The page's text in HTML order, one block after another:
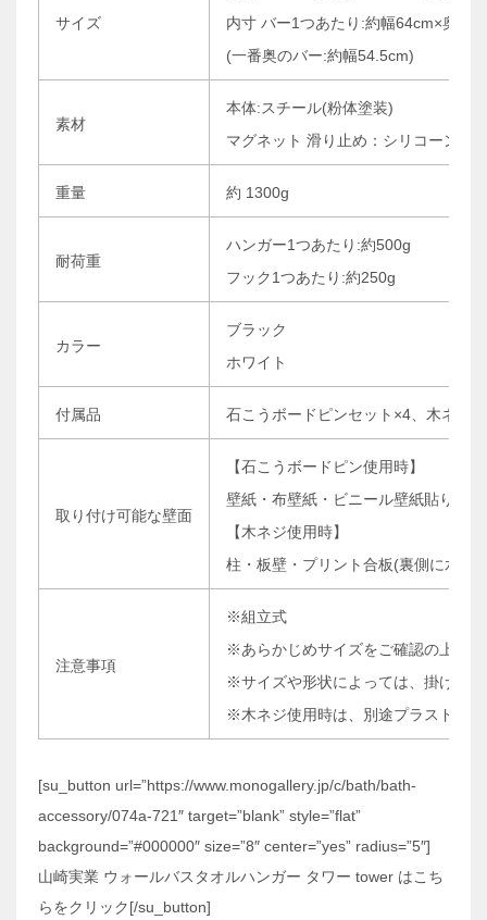
サイズ
内寸 バー1つあたり:約幅64cm×奥行
(一番奥のバー:約幅54.5cm)
素材
本体:スチール(粉体塗装)
マグネット 滑り止め：シリコーン
重量 約 1300g
耐荷重
ハンガー1つあたり:約500g
フック1つあたり:約250g
カラー
ブラック
ホワイト
付属品 石こうボードピンセット×4、木ネジ
取り付け可能な壁面
【石こうボードピン使用時】
壁紙・布壁紙・ビニール壁紙貼りな
【木ネジ使用時】
柱・板壁・プリント合板(裏側に水平
注意事項
※組立式
※あらかじめサイズをご確認の上、
※サイズや形状によっては、掛けら
※木ネジ使用時は、別途プラスドラ
[su_button url=”https://www.monogallery.jp/c/bath/bath-
accessory/074a-721″ target=”blank” style=”flat”
background=”#000000″ size=”8″ center=”yes” radius=”5″]
山崎実業 ウォールバスタオルハンガー タワー tower はこち
らをクリック[/su_button]